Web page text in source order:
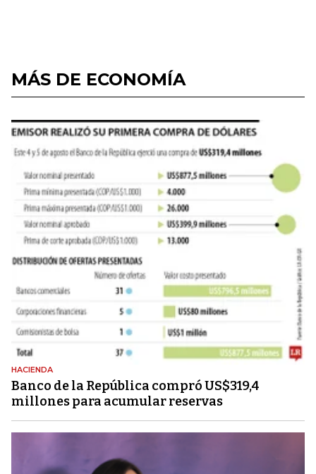
MÁS DE ECONOMÍA
HACIENDA
Banco de la República compró US$319,4
millones para acumular reservas